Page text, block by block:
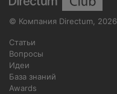
© Компания Directum, 2026
Статьи
Вопросы
Идеи
База знаний
Awards